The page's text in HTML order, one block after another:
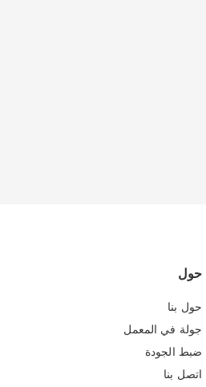
حول
حول بنا
جولة في المعمل
ضبط الجودة
اتصل بنا